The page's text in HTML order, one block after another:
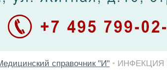
справочник "И" • ИНФЕКЦИЯ